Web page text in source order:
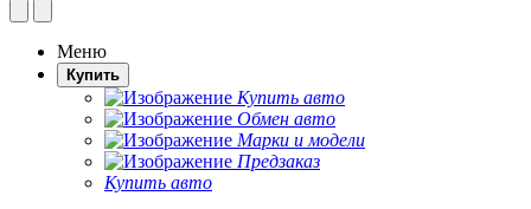
Меню
Купить
Купить авто
Обмен авто
Марки и модели
Предзаказ
Купить авто